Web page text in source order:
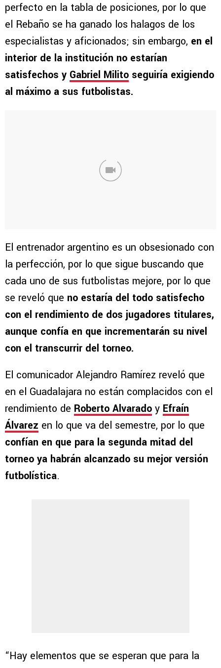
perfecto en la tabla de posiciones, por lo que
el Rebaño se ha ganado los halagos de los
especialistas y aficionados; sin embargo, en el
interior de la institución no estarían
satisfechos y Gabriel Milito seguiría exigiendo
al máximo a sus futbolistas.
El entrenador argentino es un obsesionado con
la perfección, por lo que sigue buscando que
cada uno de sus futbolistas mejore, por lo que
se reveló que no estaría del todo satisfecho
con el rendimiento de dos jugadores titulares,
aunque confía en que incrementarán su nivel
con el transcurrir del torneo.
El comunicador Alejandro Ramírez reveló que
en el Guadalajara no están complacidos con el
rendimiento de Roberto Alvarado y Efraín
Álvarez en lo que va del semestre, por lo que
confían en que para la segunda mitad del
torneo ya habrán alcanzado su mejor versión
futbolística.
“Hay elementos que se esperan que para la